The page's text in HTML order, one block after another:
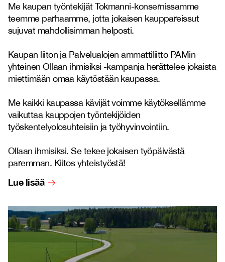
Me kaupan työntekijät Tokmanni-konsernissamme
teemme parhaamme, jotta jokaisen kauppareissut
sujuvat mahdollisimman helposti.
Kaupan liiton ja Palvelualojen ammattiliitto PAMin
yhteinen Ollaan ihmisiksi -kampanja herättelee jokaista
miettimään omaa käytöstään kaupassa.
Me kaikki kaupassa kävijät voimme käytöksellämme
vaikuttaa kauppojen työntekijöiden
työskentelyolosuhteisiin ja työhyvinvointiin.
Ollaan ihmisiksi. Se tekee jokaisen työpäivästä
paremman. Kiitos yhteistyöstä!
Lue lisää